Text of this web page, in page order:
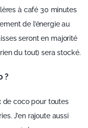
à café 30 minutes
de l’énergie au
seront en majorité
du tout) sera stocké.
?
de coco pour toutes
J’en rajoute aussi